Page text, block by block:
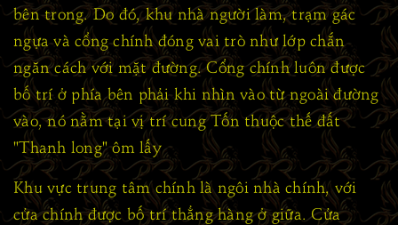
bên trong. Do đó, khu nhà người làm, trạm gác
ngựa và cổng chính đóng vai trò như lớp chắn
ngăn cách với mặt đường. Cổng chính luôn được
bố trí ở phía bên phải khi nhìn vào từ ngoài đường
vào, nó nằm tại vị trí cung Tốn thuộc thế đất
"Thanh long" ôm lấy
Khu vực trung tâm chính là ngôi nhà chính, với
cửa chính được bố trí thẳng hàng ở giữa. Cửa